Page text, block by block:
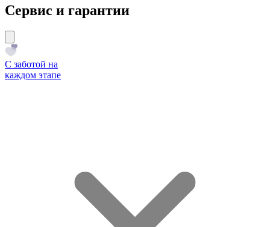
Сервис и гарантии
С заботой на
каждом этапе